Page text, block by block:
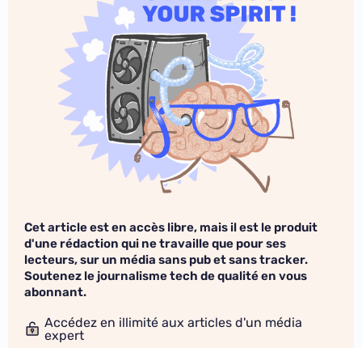
Cet article est en accès libre, mais il est le produit
d'une rédaction qui ne travaille que pour ses
lecteurs, sur un média sans pub et sans tracker.
Soutenez le journalisme tech de qualité en vous
abonnant.
Accédez en illimité aux articles d'un média
expert